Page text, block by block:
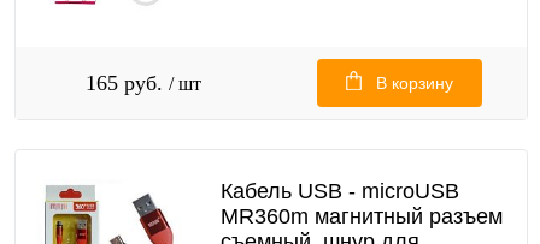
165 руб. / шт В корзину
Кабель USB - microUSB
MR360m магнитный разъем